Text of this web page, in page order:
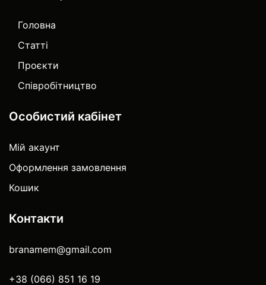
Головна
Статті
Проєкти
Співробітництво
Особистий кабінет
Мій акаунт
Оформлення замовлення
Кошик
Контакти
branamem@gmail.com
+38 (066) 851 16 19